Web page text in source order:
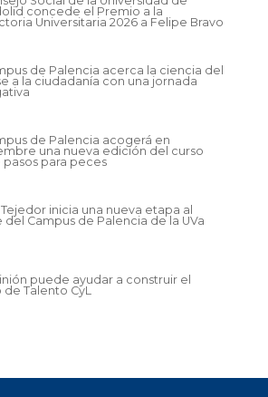
concede el Premio a la
Universitaria 2026 a Felipe Bravo
de Palencia acerca la ciencia del
a la ciudadanía con una jornada
de Palencia acogerá en
una nueva edición del curso
pasos para peces
inicia una nueva etapa al
del Campus de Palencia de la UVa
puede ayudar a construir el
de Talento CyL